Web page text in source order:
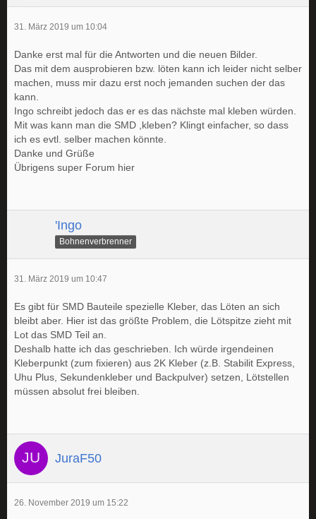
31. März 2019 um 10:04
Danke erst mal für die Antworten und die neuen Bilder.
Das mit dem ausprobieren bzw. löten kann ich leider nicht selber
machen, muss mir dazu erst noch jemanden suchen der das
kann.
Ingo schreibt jedoch das er es das nächste mal kleben würden.
Mit was kann man die SMD ,kleben? Klingt einfacher, so dass
ich es evtl. selber machen könnte.
Danke und Grüße
Übrigens super Forum hier
'Ingo
Bohnenverbrenner
31. März 2019 um 10:47
Es gibt für SMD Bauteile spezielle Kleber, das Löten an sich
bleibt aber. Hier ist das größte Problem, die Lötspitze zieht mit
Lot das SMD Teil an.
Deshalb hatte ich das geschrieben. Ich würde irgendeinen
Kleberpunkt (zum fixieren) aus 2K Kleber (z.B. Stabilit Express,
Uhu Plus, Sekundenkleber und Backpulver) setzen, Lötstellen
müssen absolut frei bleiben.
JuraF50
26. November 2019 um 15:22